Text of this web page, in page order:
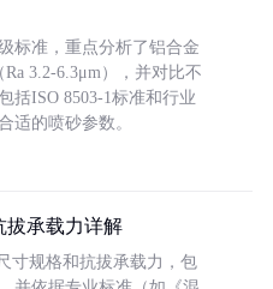
标准，重点分析了铝合金
3.2-6.3μm），并对比不
括ISO 8503-1标准和行业
适的喷砂参数。
拔承载力详解
寸规格和抗拔承载力，包